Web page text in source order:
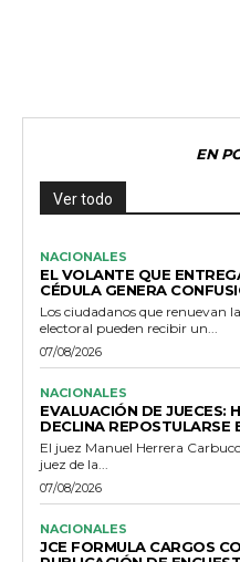
EN
Ver todo
NACIONALES
EL VOLANTE QUE
CÉDULA GENERA
Los ciudadanos que renuevan
electoral pueden recibir un...
07/08/2026
NACIONALES
EVALUACIÓN DE JUECES:
DECLINA REPOSTULARSE
El juez Manuel Herrera
juez de la...
07/08/2026
NACIONALES
JCE FORMULA CARGOS